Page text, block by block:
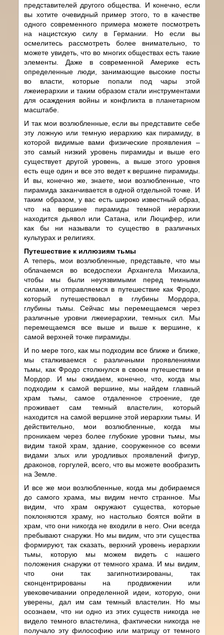
представителей другого общества. И конечно, если
вы хотите очевидный пример этого, то в качестве
одного современного примера можете посмотреть
на нацистскую силу в Германии. Но если вы
осмелитесь рассмотреть более внимательно, то
можете увидеть, что во многих обществах есть такие
элементы. Даже в современной Америке есть
определенные люди, занимающие высокие посты
во власти, которые попали под чары этой
лжеиерархии и таким образом стали инструментами
для осаждения войны и конфликта в планетарном
масштабе.
И так мои возлюбленные, если вы представите себе
эту ложную или темную иерархию как пирамиду, в
которой видимые вами физические проявления –
это самый низкий уровень пирамиды и выше его
существует другой уровень, а выше этого уровня
есть еще один и все это ведет к вершине пирамиды.
И вы, конечно же, знаете, мои возлюбленные, что
пирамида заканчивается в одной отдельной точке. И
таким образом, у вас есть широко известный образ,
что на вершине пирамиды темной иерархии
находится дьявол или Сатана, или Люцифер, или
как бы ни называли то существо в различных
культурах и религиях.
Путешествие к иллюзиям тьмы
А теперь, мои возлюбленные, представьте, что мы
облачаемся во вседоспехи Архангела Михаила,
чтобы мы были неуязвимыми перед темными
силами, и отправляемся в путешествие как Фродо,
который путешествовал в глубины Мордора,
глубины тьмы. Сейчас мы перемещаемся через
различные уровни лжеиерархии, темных сил. Мы
перемещаемся все выше и выше к вершине, к
самой верхней точке пирамиды.
И по мере того, как мы подходим все ближе и ближе,
мы сталкиваемся с различными проявлениями
тьмы, как Фродо столкнулся в своем путешествии в
Мордор. И мы ожидаем, конечно, что, когда мы
подходим к самой вершине, мы найдем главный
храм тьмы, самое отдаленное строение, где
проживает сам темный властелин, который
находится на самой вершине этой иерархии тьмы. И
действительно, мои возлюбленные, когда мы
проникаем через более глубокие уровни тьмы, мы
видим такой храм, здание, сооруженное со всеми
видами злых или уродливых проявлений фигур,
драконов, горгулей, всего, что вы можете вообразить
на Земле.
И все же мои возлюбленные, когда мы добираемся
до самого храма, мы видим нечто странное. Мы
видим, что храм окружают существа, которые
поклоняются храму, но настолько боятся войти в
храм, что они никогда не входили в него. Они всегда
пребывают снаружи. Но мы видим, что эти существа
формируют, так сказать, верхний уровень иерархии
тьмы, которую мы можем видеть с нашего
положения снаружи от темного храма. И мы видим,
что они так загипнотизированы, так
сконцентрированы на продвижении или
увековечивании определенной идеи, которую, они
уверены, дал им сам темный властелин. Но мы
осознаем, что ни одно из этих существ никогда не
видело темного властелина, фактически никогда не
получало эту философию или матрицу от темного